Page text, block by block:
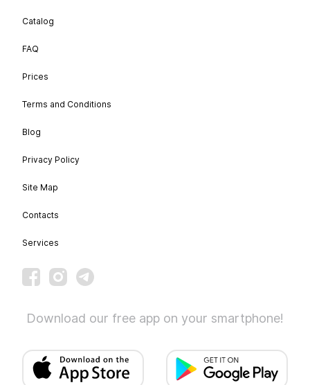
Catalog
FAQ
Prices
Terms and Conditions
Blog
Privacy Policy
Site Map
Contacts
Services
Download our free app on your smartphone!